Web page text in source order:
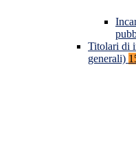
Titolari di
generali)